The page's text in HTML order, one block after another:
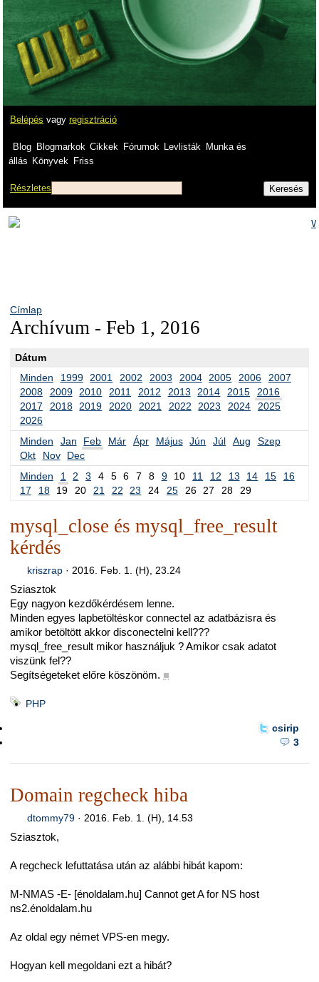
Belépés vagy regisztráció
Blog Blogmarkok Cikkek Fórumok Levlisták
Munka és
állás Könyvek Friss
Részletes
Címlap
Archívum - Feb 1, 2016
Dátum
Minden
1999 2001 2002 2003 2004 2005 2006
2007
2008
2009 2010 2011 2012 2013 2014 2015
2016
2017
2018 2019 2020 2021 2022 2023 2024
2025
2026
Minden
Jan Feb Már Ápr Május Jún Júl Aug
Szep
Okt
Nov
Dec
Minden
1 2 3 4 5 6 7 8 9 10 11 12 13 14 15
16
17
18 19 20 21 22 23 24 25 26 27 28 29
mysql_close és mysql_free_result
kérdés
kriszrap· 2016. Feb. 1. (H), 23.24
Sziasztok
Egy nagyon kezdőkérdésem lenne.
Minden egyes lapbetöltéskor connectel az adatbázisra és
amikor betöltött akkor disconectelni kell???
mysql_free_result mikor használjuk ? Amikor csak adatot
viszünk fel??
Segítségeteket előre köszönöm. ■
PHP
csirip
3
Domain regcheck hiba
dtommy79· 2016. Feb. 1. (H), 14.53
Sziasztok,
A regcheck lefuttatása után az alábbi hibát kapom:
M-NMAS -E- [énoldalam.hu] Cannot get A for NS host
ns2.énoldalam.hu
Az oldal egy német VPS-en megy.
Hogyan kell megoldani ezt a hibát?